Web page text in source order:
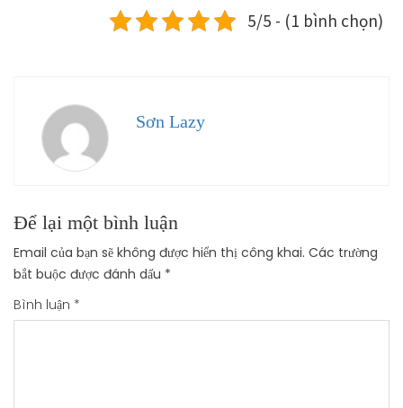
5/5 - (1 bình chọn)
Sơn Lazy
Để lại một bình luận
Email của bạn sẽ không được hiển thị công khai. Các trường
bắt buộc được đánh dấu *
Bình luận *